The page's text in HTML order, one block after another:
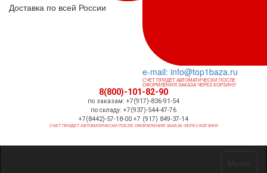
Доставка по всей России
e-mail: info@top1baza.ru
СЧЕТ ПРИДЕТ АВТОМАТИЧЕСКИ ПОСЛЕ
ОФОРМЛЕНИЯ ЗАКАЗА ЧЕРЕЗ КОРЗИНУ
8(800)-101-82-90
по заказам: +7(917)-836-91-54
по складу: +7(937)-544-47-76
+7(8442)-57-18-00 +7 (917) 849-37-14
СЧЕТ ПРИДЕТ АВТОМАТИЧЕСКИ ПОСЛЕ ОФОРМЛЕНИЯ ЗАКАЗА ЧЕРЕЗ КОРЗИНУ